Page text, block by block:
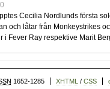
Cecilia Nordlunds första
och låtar från Monkeystrikes
i Fever Ray respektive Marit
1652-1285 XHTML / CSS